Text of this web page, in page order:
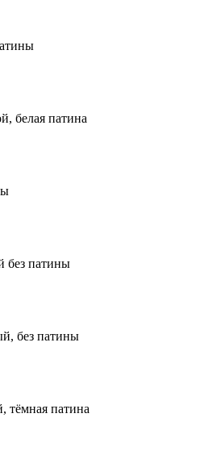
белая патина
без патины
без патины
тёмная патина